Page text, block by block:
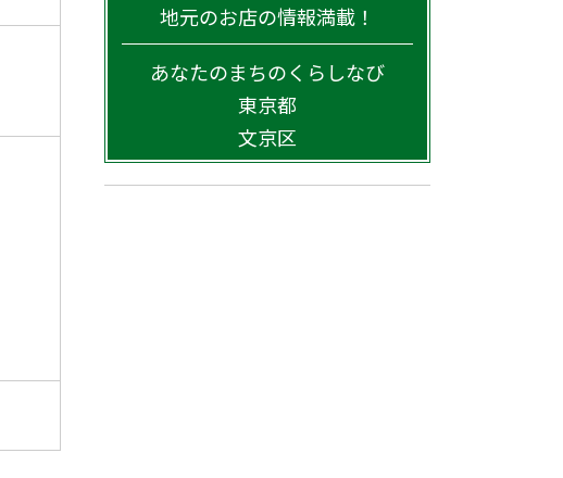
地元のお店の情報満載！
あなたのまちのくらしなび
東京都
文京区